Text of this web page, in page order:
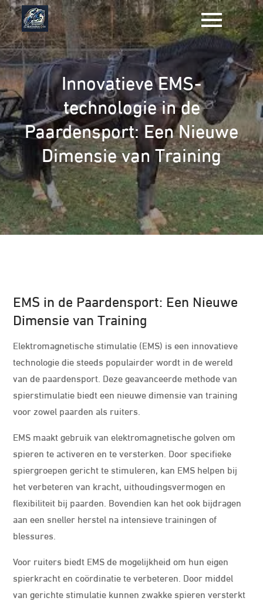
Naar
de
inhoud
gaan
Innovatieve EMS-
technologie in de
Paardensport: Een Nieuwe
Dimensie van Training
EMS in de Paardensport: Een Nieuwe
Dimensie van Training
Elektromagnetische stimulatie (EMS) is een innovatieve
technologie die steeds populairder wordt in de wereld
van de paardensport. Deze geavanceerde methode van
spierstimulatie biedt een nieuwe dimensie van training
voor zowel paarden als ruiters.
EMS maakt gebruik van elektromagnetische golven om
spieren te activeren en te versterken. Door specifieke
spiergroepen gericht te stimuleren, kan EMS helpen bij
het verbeteren van kracht, uithoudingsvermogen en
flexibiliteit bij paarden. Bovendien kan het ook bijdragen
aan een sneller herstel na intensieve trainingen of
blessures.
Voor ruiters biedt EMS de mogelijkheid om hun eigen
spierkracht en coördinatie te verbeteren. Door middel
van gerichte stimulatie kunnen zwakke spieren versterkt